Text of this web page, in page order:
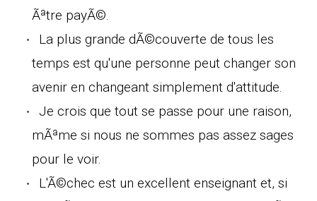
Ãªtre payÃ©.
La plus grande dÃ©couverte de tous les
temps est qu'une personne peut changer son
avenir en changeant simplement d'attitude.
Je crois que tout se passe pour une raison,
mÃªme si nous ne sommes pas assez sages
pour le voir.
L'Ã©chec est un excellent enseignant et, si